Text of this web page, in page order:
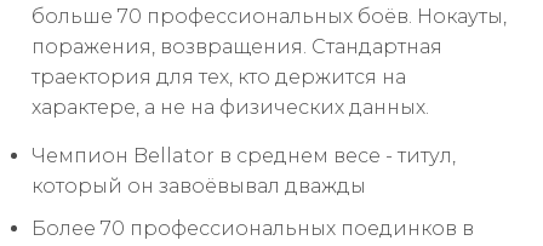
больше 70 профессиональных боёв. Нокауты,
поражения, возвращения. Стандартная
траектория для тех, кто держится на
характере, а не на физических данных.
Чемпион Bellator в среднем весе - титул,
который он завоёвывал дважды
Более 70 профессиональных поединков в